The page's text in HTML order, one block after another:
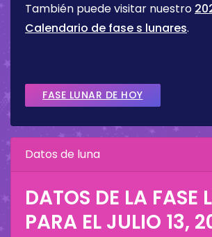
También puede visitar nuestro
Calendario de fase s lunares.
FASE LUNAR DE HOY
Datos de luna
DATOS DE LA FASE
PARA EL JULIO 13,